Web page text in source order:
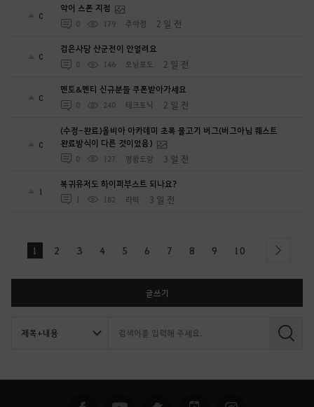
0
악어 스폰 지점
0 179 주아정 2 일 전
0
검은사당 산군전이 안열려요
0 146 모닝포도 2 일 전
0
멘토&멘티 신규분들 쿠폰받아가세요
0 240 테크토닉 2 일 전
0
(수정-완료)올비아 아카데미 초록 물고기 버그(버그아님 퀘스트
완료방식이 다른 것이었음)
0 127 명왕도량 3 일 전
1
복귀유저도 하이퍼부스트 되나요?
1 182 라릭 3 일 전
1 2 3 4 5 6 7 8 9 10 next
글쓰기
검